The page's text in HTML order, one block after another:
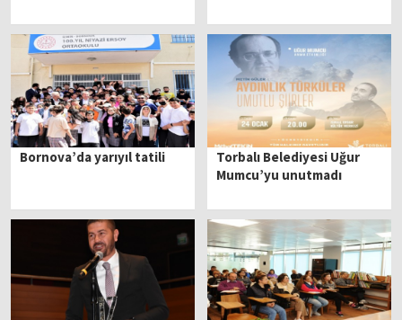
Bornova’da yarıyıl tatili
Torbalı Belediyesi Uğur
Mumcu’yu unutmadı